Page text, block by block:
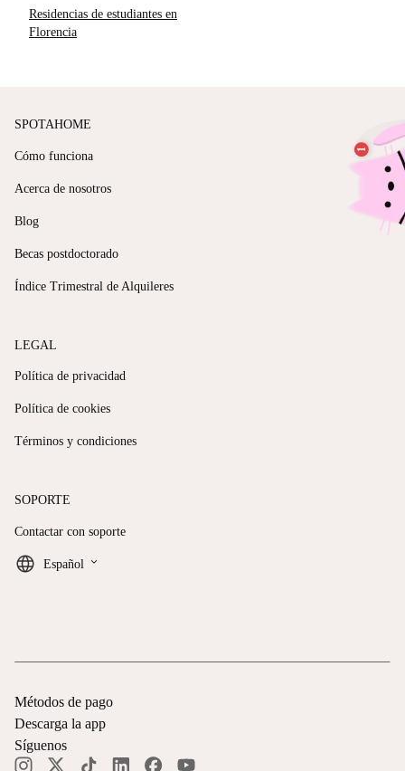
Residencias de estudiantes en
Florencia
SPOTAHOME
Cómo funciona
Acerca de nosotros
Blog
Becas postdoctorado
Índice Trimestral de Alquileres
LEGAL
Política de privacidad
Política de cookies
Términos y condiciones
SOPORTE
Contactar con soporte
Español keyboard_arrow_down
Métodos de pago
Descarga la app
Síguenos